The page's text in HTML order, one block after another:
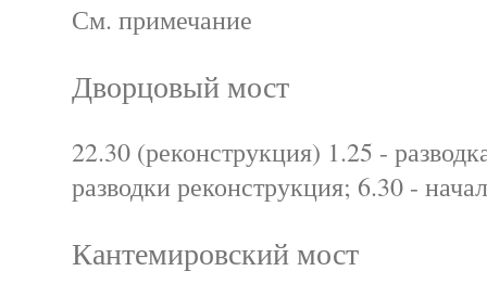
См. примечание
Дворцовый мост
22.30 (реконструкция) 1.25 -
разводки реконструкция; 6.30 -
Кантемировский мост